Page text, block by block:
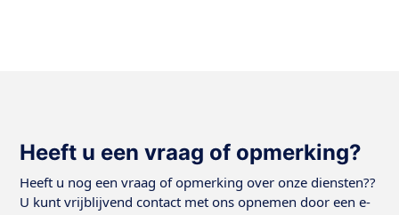
Heeft u een vraag of opmerking?
Heeft u nog een vraag of opmerking over onze diensten??
U kunt vrijblijvend contact met ons opnemen door een e-